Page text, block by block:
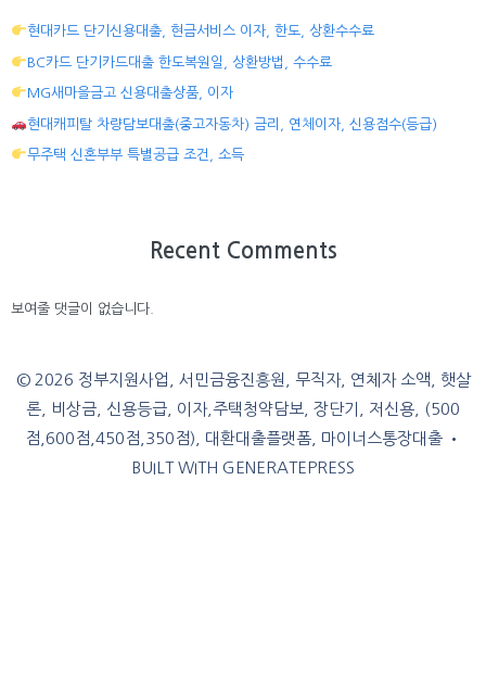
현대카드 단기신용대출, 현금서비스 이자, 한도, 상환수수료
BC카드 단기카드대출 한도복원일, 상환방법, 수수료
MG새마을금고 신용대출상품, 이자
현대캐피탈 차량담보대출(중고자동차) 금리, 연체이자, 신용점수(등급)
무주택 신혼부부 특별공급 조건, 소득
Recent Comments
보여줄 댓글이 없습니다.
© 2026 정부지원사업, 서민금융진흥원, 무직자, 연체자 소액, 햇살
론, 비상금, 신용등급, 이자,주택청약담보, 장단기, 저신용, (500
점,600점,450점,350점), 대환대출플랫폼, 마이너스통장대출 •
BUILT WITH GENERATEPRESS